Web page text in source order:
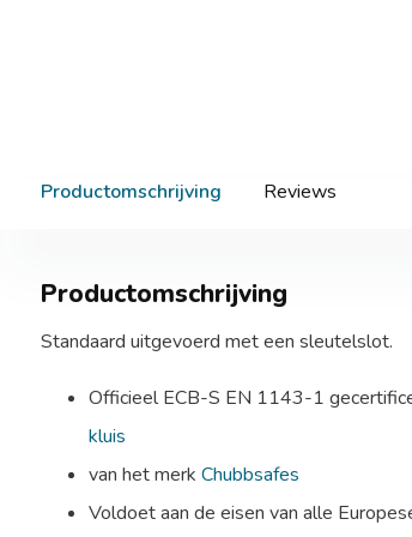
Productomschrijving Reviews
Productomschrijving
Standaard uitgevoerd met een sleutelslot.
Officieel ECB-S EN 1143-1
kluis
van het merk Chubbsafes
Voldoet aan de eisen van alle